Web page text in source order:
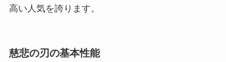
高い人気を誇ります。
慈悲の刃の基本性能